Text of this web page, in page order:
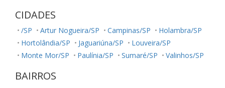
CIDADES
/SP Artur Nogueira/SP Campinas/SP
Holambra/SP
Hortolândia/SP
Jaguariúna/SP
Louveira/SP
Monte Mor/SP
Paulínia/SP Sumaré/SP Valinhos/SP
BAIRROS